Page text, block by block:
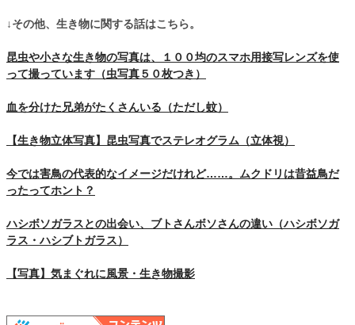
↓その他、生き物に関する話はこちら。
昆虫や小さな生き物の写真は、１００均のスマホ用接写レンズを使
って撮っています（虫写真５０枚つき）
血を分けた兄弟がたくさんいる（ただし蚊）
【生き物立体写真】昆虫写真でステレオグラム（立体視）
今では害鳥の代表的なイメージだけれど……。ムクドリは昔益鳥だ
ったってホント？
ハシボソガラスとの出会い、ブトさんボソさんの違い（ハシボソガ
ラス・ハシブトガラス）
【写真】気まぐれに風景・生き物撮影